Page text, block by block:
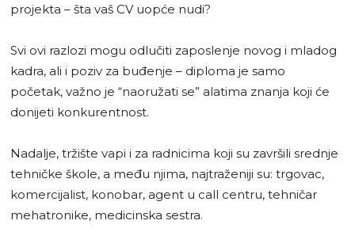
projekta – šta vaš CV uopće nudi?
Svi ovi razlozi mogu odlučiti zaposlenje novog i mladog
kadra, ali i poziv za buđenje – diploma je samo
početak, važno je “naoružati se” alatima znanja koji će
donijeti konkurentnost.
Nadalje, tržište vapi i za radnicima koji su završili srednje
tehničke škole, a među njima, najtraženiji su: trgovac,
komercijalist, konobar, agent u call centru, tehničar
mehatronike, medicinska sestra.